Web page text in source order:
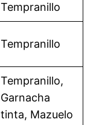
Tempranillo
Tempranillo
Tempranillo,
Garnacha
tinta, Mazuelo